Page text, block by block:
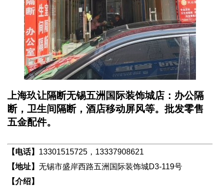
上海玖让隔断无锡五洲国际装饰城店：办公隔
断，卫生间隔断，酒店移动屏风等。批发零售
五金配件。
【电话】 13301515725，13337908621
【地址】 无锡市盛岸西路五洲国际装饰城D3-119号
【介绍】